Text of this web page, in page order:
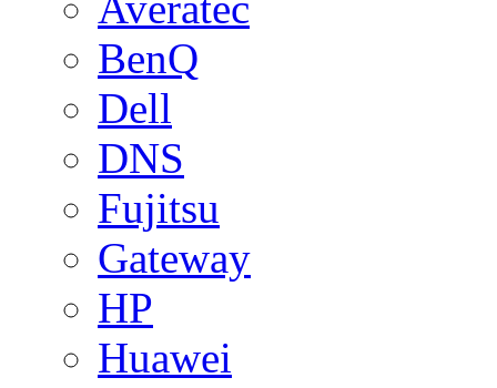
BenQ
Dell
DNS
Fujitsu
Gateway
HP
Huawei